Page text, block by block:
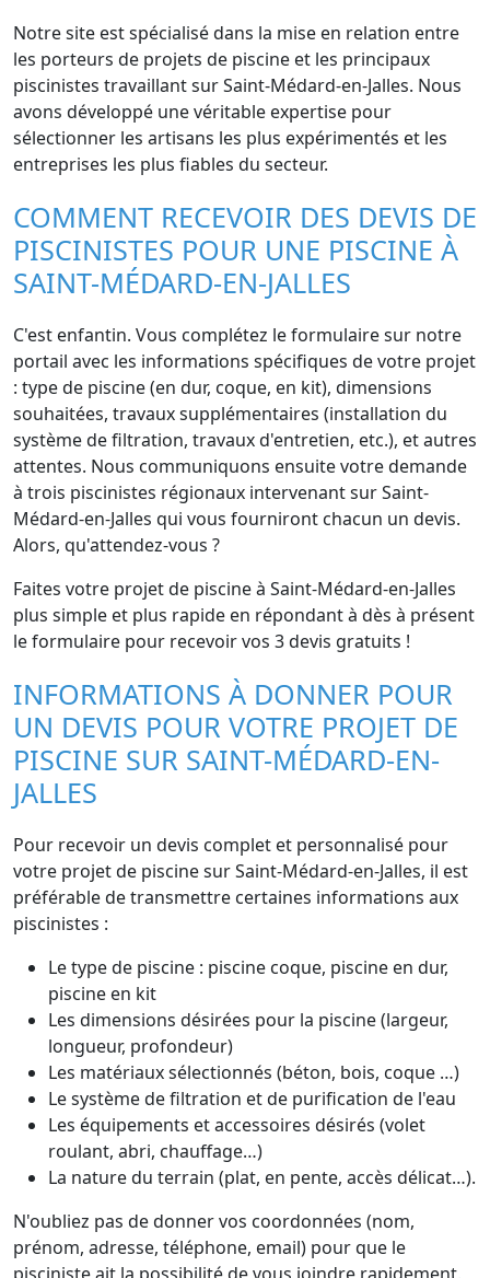
Notre site est spécialisé dans la mise en relation entre
les porteurs de projets de piscine et les principaux
piscinistes travaillant sur Saint-Médard-en-Jalles. Nous
avons développé une véritable expertise pour
sélectionner les artisans les plus expérimentés et les
entreprises les plus fiables du secteur.
COMMENT RECEVOIR DES DEVIS DE
PISCINISTES POUR UNE PISCINE À
SAINT-MÉDARD-EN-JALLES
C'est enfantin. Vous complétez le formulaire sur notre
portail avec les informations spécifiques de votre projet
: type de piscine (en dur, coque, en kit), dimensions
souhaitées, travaux supplémentaires (installation du
système de filtration, travaux d'entretien, etc.), et autres
attentes. Nous communiquons ensuite votre demande
à trois piscinistes régionaux intervenant sur Saint-
Médard-en-Jalles qui vous fourniront chacun un devis.
Alors, qu'attendez-vous ?
Faites votre projet de piscine à Saint-Médard-en-Jalles
plus simple et plus rapide en répondant à dès à présent
le formulaire pour recevoir vos 3 devis gratuits !
INFORMATIONS À DONNER POUR
UN DEVIS POUR VOTRE PROJET DE
PISCINE SUR SAINT-MÉDARD-EN-
JALLES
Pour recevoir un devis complet et personnalisé pour
votre projet de piscine sur Saint-Médard-en-Jalles, il est
préférable de transmettre certaines informations aux
piscinistes :
Le type de piscine : piscine coque, piscine en dur,
piscine en kit
Les dimensions désirées pour la piscine (largeur,
longueur, profondeur)
Les matériaux sélectionnés (béton, bois, coque …)
Le système de filtration et de purification de l'eau
Les équipements et accessoires désirés (volet
roulant, abri, chauffage…)
La nature du terrain (plat, en pente, accès délicat…).
N'oubliez pas de donner vos coordonnées (nom,
prénom, adresse, téléphone, email) pour que le